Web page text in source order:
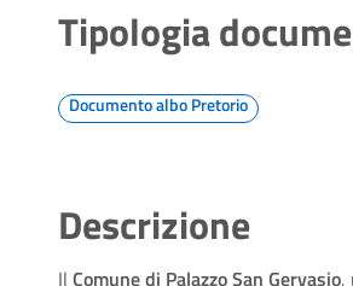
Tipologia
Documento albo Pretorio
Descrizione
Il Comune di Palazzo San Gervasio,